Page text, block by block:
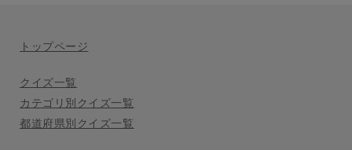
トップページ
クイズ一覧
カテゴリ別クイズ一覧
都道府県別クイズ一覧